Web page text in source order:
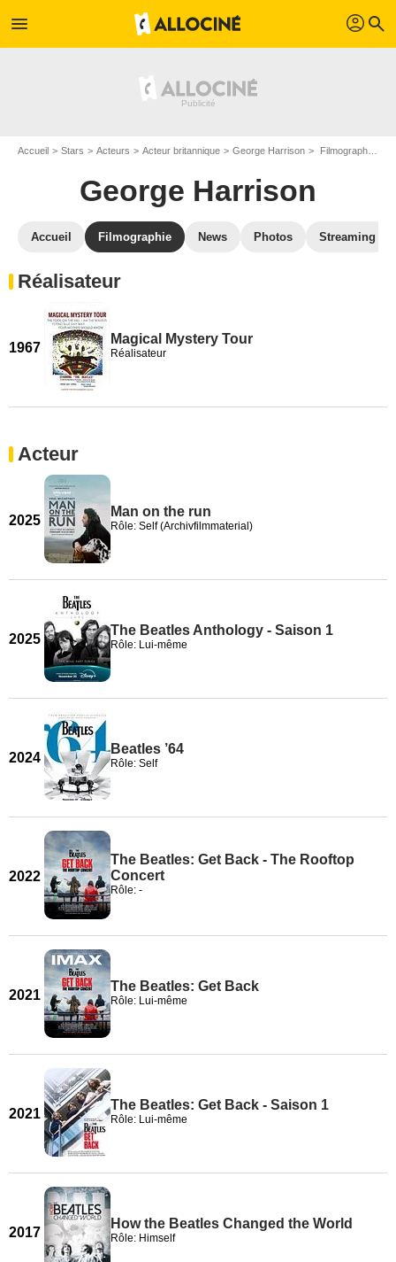
menu profil search
Accueil Stars Acteurs Acteur britannique George Harrison Filmographie George Harrison
George Harrison
Accueil Filmographie News Photos Streaming
Réalisateur
1967
Magical Mystery Tour
Réalisateur
Acteur
2025
Man on the run
Rôle: Self (Archivfilmmaterial)
2025
The Beatles Anthology - Saison 1
Rôle: Lui-même
2024
Beatles ’64
Rôle: Self
2022
The Beatles: Get Back - The Rooftop
Concert
Rôle: -
2021
The Beatles: Get Back
Rôle: Lui-même
2021
The Beatles: Get Back - Saison 1
Rôle: Lui-même
2017
How the Beatles Changed the World
Rôle: Himself